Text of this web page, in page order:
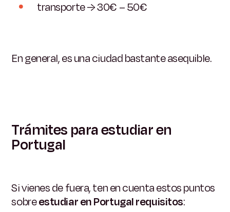
transporte → 30€ – 50€
En general, es una ciudad bastante asequible.
Trámites para estudiar en
Portugal
Si vienes de fuera, ten en cuenta estos puntos
sobreestudiar en Portugal requisitos: